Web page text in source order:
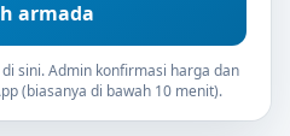
armada
sini. Admin konfirmasi harga dan
(biasanya di bawah 10 menit).